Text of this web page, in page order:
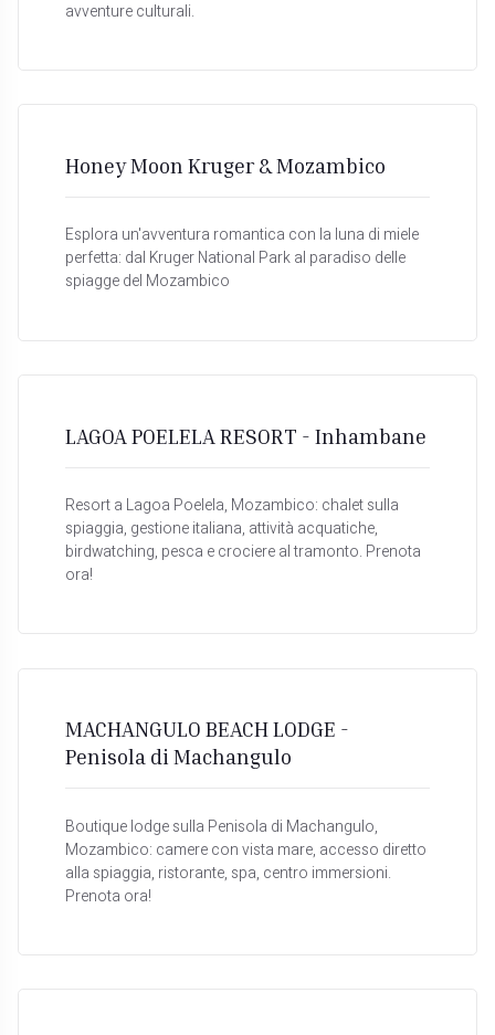
avventure culturali.
Honey Moon Kruger & Mozambico
Esplora un'avventura romantica con la luna di miele
perfetta: dal Kruger National Park al paradiso delle
spiagge del Mozambico
LAGOA POELELA RESORT - Inhambane
Resort a Lagoa Poelela, Mozambico: chalet sulla
spiaggia, gestione italiana, attività acquatiche,
birdwatching, pesca e crociere al tramonto. Prenota
ora!
MACHANGULO BEACH LODGE -
Penisola di Machangulo
Boutique lodge sulla Penisola di Machangulo,
Mozambico: camere con vista mare, accesso diretto
alla spiaggia, ristorante, spa, centro immersioni.
Prenota ora!